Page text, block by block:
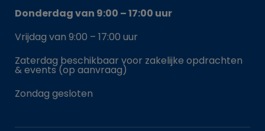
Donderdag van 9:00 – 17:00 uur
Vrijdag van 9:00 – 17:00 uur
Zaterdag beschikbaar voor zakelijke opdrachten
& events (op aanvraag)
Zondag gesloten